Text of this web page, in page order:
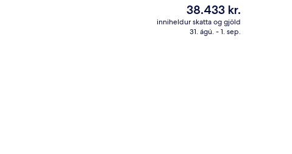
Framhlið gististaðar
Núverandi
verð
er
38.433 kr.
inniheldur skatta og gjöld
31. ágú. - 1. sep.